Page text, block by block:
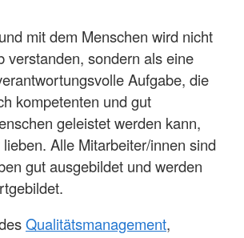
mit dem Menschen wird nicht
verstanden, sondern als eine
Aufgabe, die
kompetenten und gut
geleistet werden kann,
Alle Mitarbeiter/innen sind
gut ausgebildet und werden
Qualitätsmanagement,